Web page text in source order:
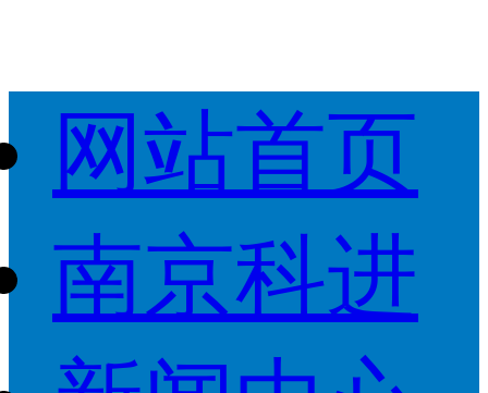
网站首页
南京科进